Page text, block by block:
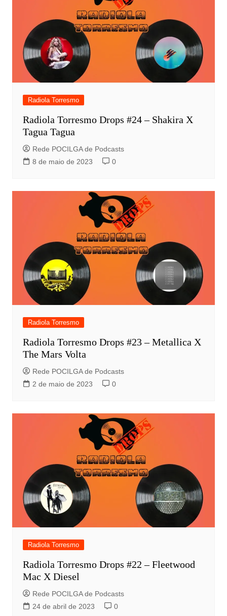
Radiola Torresmo
Radiola Torresmo Drops #24 – Shakira X
Tagua Tagua
Rede POCILGA de Podcasts
8 de maio de 2023
0
Radiola Torresmo
Radiola Torresmo Drops #23 – Metallica X
The Mars Volta
Rede POCILGA de Podcasts
2 de maio de 2023
0
Radiola Torresmo
Radiola Torresmo Drops #22 – Fleetwood
Mac X Diesel
Rede POCILGA de Podcasts
24 de abril de 2023
0